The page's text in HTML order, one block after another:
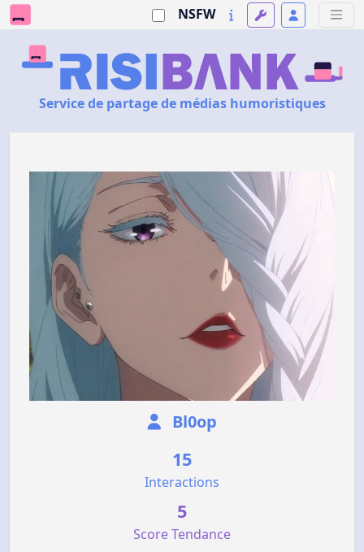
NSFW
Service de partage de médias humoristiques
Bl0op
15
Interactions
5
Score Tendance